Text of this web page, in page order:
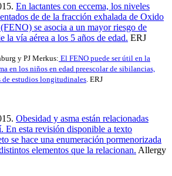
En lactantes con eccema, los niveles
de de la fracción exhalada de Oxido
se asocia a un mayor riesgo de
la vía aérea a los 5 años de edad. ERJ
y PJ Merkus: El FENO puede ser útil en la
en los niños en edad preescolar de sibilancias,
de estudios longitudinales . ERJ
Obesidad y asma están relacionadas
En esta revisión disponible a texto
se hace una enumeración pormenorizada
elementos que la relacionan. Allergy